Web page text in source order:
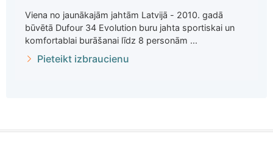
Viena no jaunākajām jahtām Latvijā - 2010. gadā
būvētā Dufour 34 Evolution buru jahta sportiskai un
komfortablai burāšanai līdz 8 personām ...
Pieteikt izbraucienu